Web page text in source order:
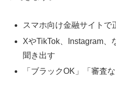
スマホ向け金融サイトで
XやTikTok、Instagram、
聞き出す
「ブラックOK」「審査